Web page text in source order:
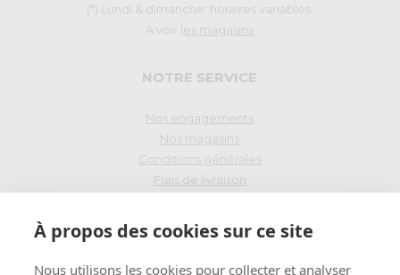
À propos des cookies sur ce site
Nous utilisons les cookies pour collecter et analyser
(*) Lundi & dimanche: horaires variables.
A voir les magasins
NOTRE SERVICE
Nos engagements
Nos magasins
Conditions générales
Frais de livraison
PAIEMENT SÉCURISÉ